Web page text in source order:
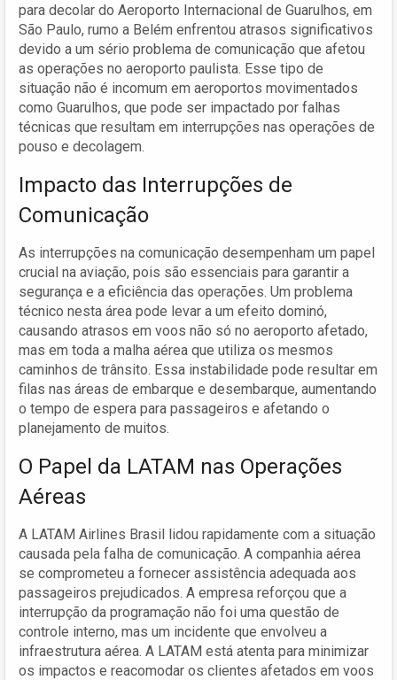
para decolar do Aeroporto Internacional de Guarulhos, em
São Paulo, rumo a Belém enfrentou atrasos significativos
devido a um sério problema de comunicação que afetou
as operações no aeroporto paulista. Esse tipo de
situação não é incomum em aeroportos movimentados
como Guarulhos, que pode ser impactado por falhas
técnicas que resultam em interrupções nas operações de
pouso e decolagem.
Impacto das Interrupções de
Comunicação
As interrupções na comunicação desempenham um papel
crucial na aviação, pois são essenciais para garantir a
segurança e a eficiência das operações. Um problema
técnico nesta área pode levar a um efeito dominó,
causando atrasos em voos não só no aeroporto afetado,
mas em toda a malha aérea que utiliza os mesmos
caminhos de trânsito. Essa instabilidade pode resultar em
filas nas áreas de embarque e desembarque, aumentando
o tempo de espera para passageiros e afetando o
planejamento de muitos.
O Papel da LATAM nas Operações
Aéreas
A LATAM Airlines Brasil lidou rapidamente com a situação
causada pela falha de comunicação. A companhia aérea
se comprometeu a fornecer assistência adequada aos
passageiros prejudicados. A empresa reforçou que a
interrupção da programação não foi uma questão de
controle interno, mas um incidente que envolveu a
infraestrutura aérea. A LATAM está atenta para minimizar
os impactos e reacomodar os clientes afetados em voos